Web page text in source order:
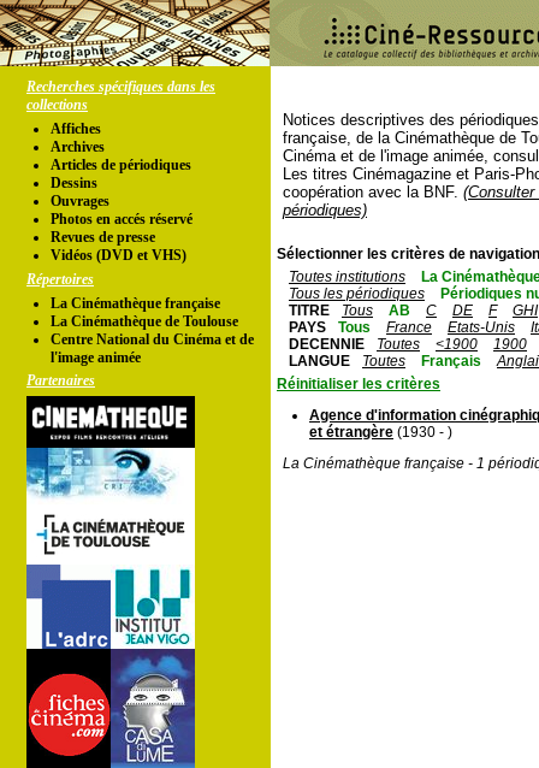
Recherches spécifiques dans les
collections
Affiches
Archives
Articles de périodiques
Dessins
Ouvrages
Photos en accés réservé
Revues de presse
Vidéos (DVD et VHS)
Répertoires
La Cinémathèque française
La Cinémathèque de Toulouse
Centre National du Cinéma et de
l'image animée
Partenaires
Notices descriptives des
française, de la Cinémathèque de
Cinéma et de l'image animée,
Les titres Cinémagazine et Paris-
coopération avec la BNF.
périodiques)
Sélectionner les critères de
Toutes institutions
La
Tous les périodiques
Périodiques
TITRE
Tous AB C DE F
GHI
PAYS
Tous France Etats-Unis
DECENNIE
Toutes <1900
1900
LANGUE
Toutes Français
Réinitialiser les critères
Agence d'information
et étrangère (1930 - )
La Cinémathèque française - 1